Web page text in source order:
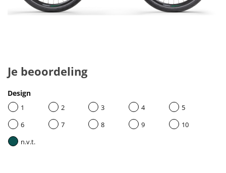
Je beoordeling
Design
1 2 3 4
5
6
7 8 9
10
n.v.t.